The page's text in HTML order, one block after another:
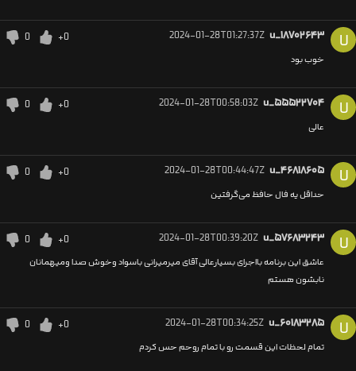
U u_۱۸۷۰۲۶۴۳ 2024-01-28T01:27:37Z
+0
0
خوب بود
U u_۵۵۵۲۲۷۰۴ 2024-01-28T00:58:03Z
+0
0
عالی
U u_۴۶۸۱۸۶۰۵ 2024-01-28T00:44:47Z
+0
0
حداقل یه فال حافظ می‌گرفتین
U u_۵۷۶۸۳۲۴۳ 2024-01-28T00:39:20Z
+0
0
عاشق این برنامه بااجرای بسیارعالی آقای میرمیرانی باسواد وخوش صدا ومیهمانان
نابشون هستم
U u_۶۰۱۸۳۲۸۵ 2024-01-28T00:34:25Z
+0
0
تمام لحظات این قسمت رو با تمام روحم حس کردم